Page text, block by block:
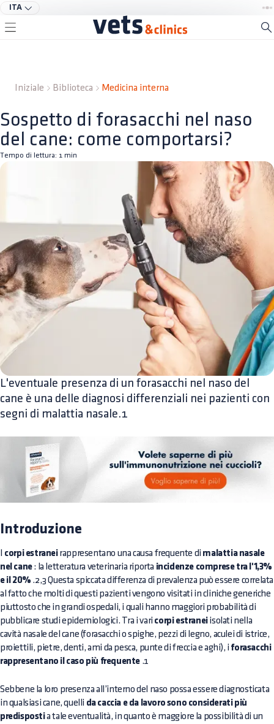
ITA
Iniziale Biblioteca Medicina interna
Sospetto di forasacchi nel naso
del cane: come comportarsi?
Tempo di lettura: 1 min
L'eventuale presenza di un forasacchi nel naso del
cane è una delle diagnosi differenziali nei pazienti con
segni di malattia nasale.1
Introduzione
corpi estraneirappresentano una causa frequente di malattia nasale
nel cane: la letteratura veterinaria riporta incidenze comprese tra l'1,3%
e il 20% .2,3 Questa spiccata differenza di prevalenza può essere correlata
al fatto che molti di questi pazienti vengono visitati in cliniche generiche
piuttosto che in grandi ospedali, i quali hanno maggiori probabilità di
pubblicare studi epidemiologici. Tra i vari corpi estraneiisolati nella
cavità nasale del cane (forasacchi o spighe, pezzi di legno, aculei di istrice,
proiettili, pietre, denti, ami da pesca, punte di freccia e aghi), i forasacchi
rappresentano il caso più frequente .1
Sebbene la loro presenza all’interno del naso possa essere diagnosticata
in qualsiasi cane, quelli da caccia e da lavoro sono considerati più
predispostia tale eventualità, in quanto è maggiore la possibilità di un